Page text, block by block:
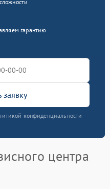
гарантию
заявку
конфиденциальности
центра